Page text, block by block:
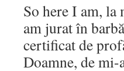
So here I am,
am jurat în
certificat de
Doamne, de mi-